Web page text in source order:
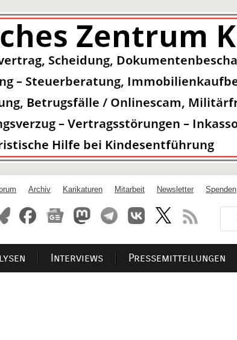
Archiv Karikaturen Mitarbeit Newsletter Spenden
Interviews Pressemitteilungen